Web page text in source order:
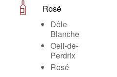
Rosé
Dôle
Blanche
Oeil-de-
Perdrix
Rosé